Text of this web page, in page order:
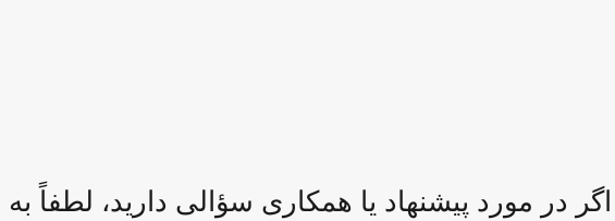
اگر در مورد پیشنهاد یا همکاری سؤالی دارید، لطفاً